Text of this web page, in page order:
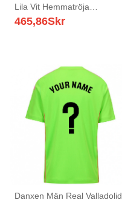
Lila Vit Hemmatröja
Matchtröjor 2025/26 Tröjor
465,86Skr
Danxen Män Real Valladolid